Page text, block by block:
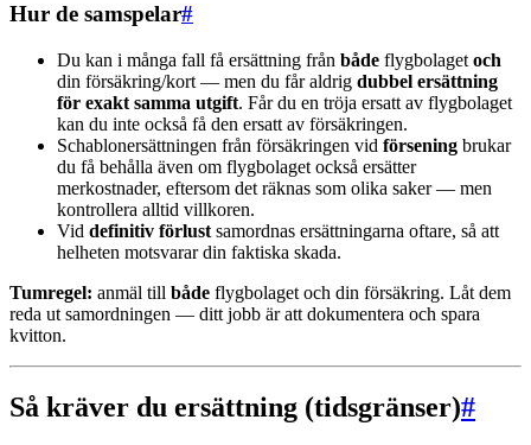
Hur de samspelar#
Du kan i många fall få ersättning från både flygbolaget och
din försäkring/kort — men du får aldrig dubbel ersättning
för exakt samma utgift. Får du en tröja ersatt av flygbolaget
kan du inte också få den ersatt av försäkringen.
Schablonersättningen från försäkringen vid försening brukar
du få behålla även om flygbolaget också ersätter
merkostnader, eftersom det räknas som olika saker — men
kontrollera alltid villkoren.
Vid definitiv förlust samordnas ersättningarna oftare, så att
helheten motsvarar din faktiska skada.
Tumregel: anmäl till både flygbolaget och din försäkring. Låt dem
reda ut samordningen — ditt jobb är att dokumentera och spara
kvitton.
Så kräver du ersättning (tidsgränser)#